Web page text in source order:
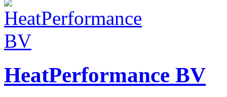
HeatPerformance BV